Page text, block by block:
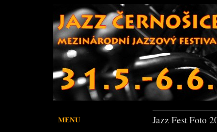
MENU Jazz Fest Foto